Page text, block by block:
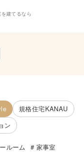
建てるなら
規格住宅KANAU
ン
ルーム
家事室